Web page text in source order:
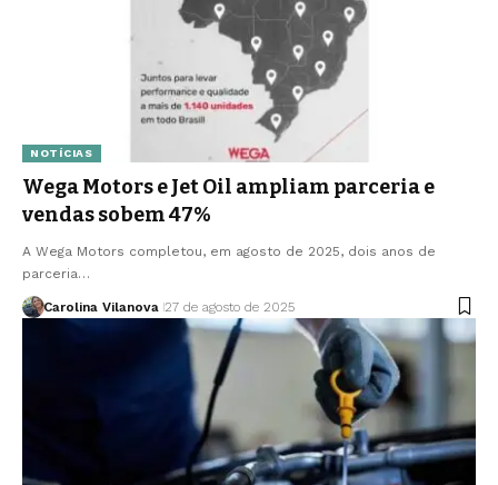
NOTÍCIAS
Wega Motors e Jet Oil ampliam parceria e
vendas sobem 47%
A Wega Motors completou, em agosto de 2025, dois anos de
parceria…
Carolina Vilanova 27 de agosto de 2025